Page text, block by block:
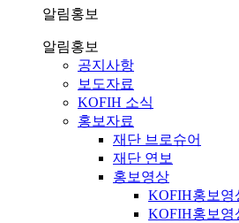
알림홍보
알림홍보
공지사항
보도자료
KOFIH 소식
홍보자료
재단 브로슈어
재단 연보
홍보영상
KOFIH홍보영
KOFIH홍보영